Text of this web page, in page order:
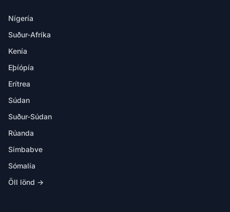
Nígería
Suður-Afríka
Kenía
Eþíópía
Erítrea
Súdan
Suður-Súdan
Rúanda
Simbabve
Sómalía
Öll lönd →